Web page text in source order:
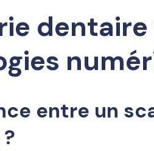
dentaire
entre un